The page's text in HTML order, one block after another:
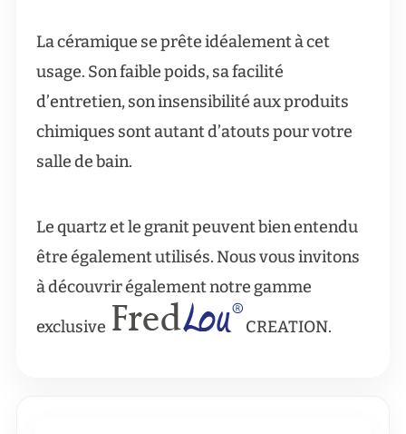
La céramique se prête idéalement à cet
usage. Son faible poids, sa facilité
d’entretien, son insensibilité aux produits
chimiques sont autant d’atouts pour votre
salle de bain.
Le quartz et le granit peuvent bien entendu
être également utilisés. Nous vous invitons
à découvrir également notre gamme
exclusive
CREATION.